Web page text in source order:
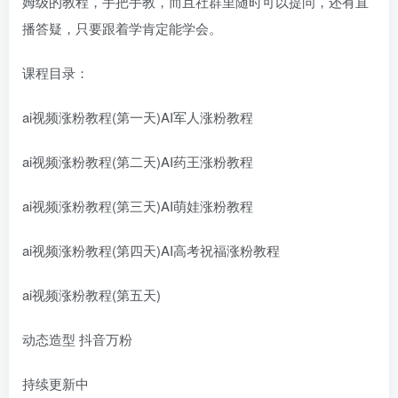
播答疑，只要跟着学肯定能学会。
课程目录：
ai视频涨粉教程(第一天)AI军人涨粉教程
ai视频涨粉教程(第二天)AI药王涨粉教程
ai视频涨粉教程(第三天)AI萌娃涨粉教程
ai视频涨粉教程(第四天)AI高考祝福涨粉教程
ai视频涨粉教程(第五天)
动态造型 抖音万粉
持续更新中